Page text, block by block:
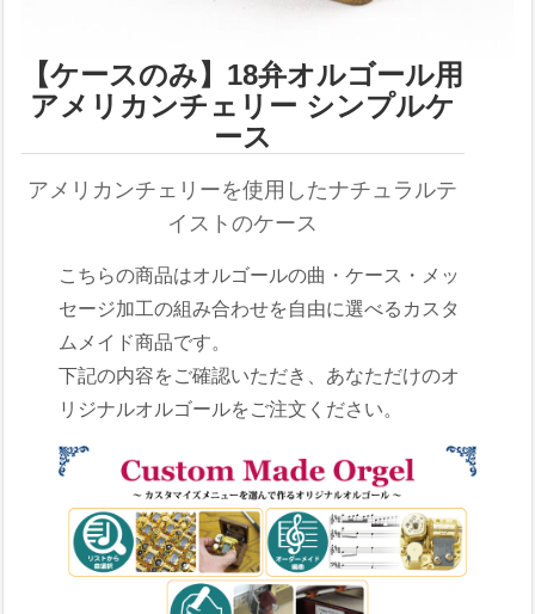
【ケースのみ】18弁オルゴール用
アメリカンチェリー シンプルケ
ース
アメリカンチェリーを使用したナチュラルテ
イストのケース
こちらの商品はオルゴールの曲・ケース・メッ
セージ加工の組み合わせを自由に選べるカスタ
ムメイド商品です。
下記の内容をご確認いただき、あなただけのオ
リジナルオルゴールをご注文ください。